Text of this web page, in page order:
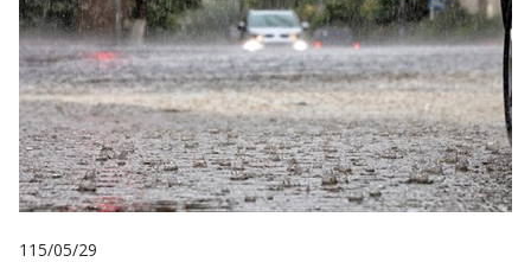
115/05/29